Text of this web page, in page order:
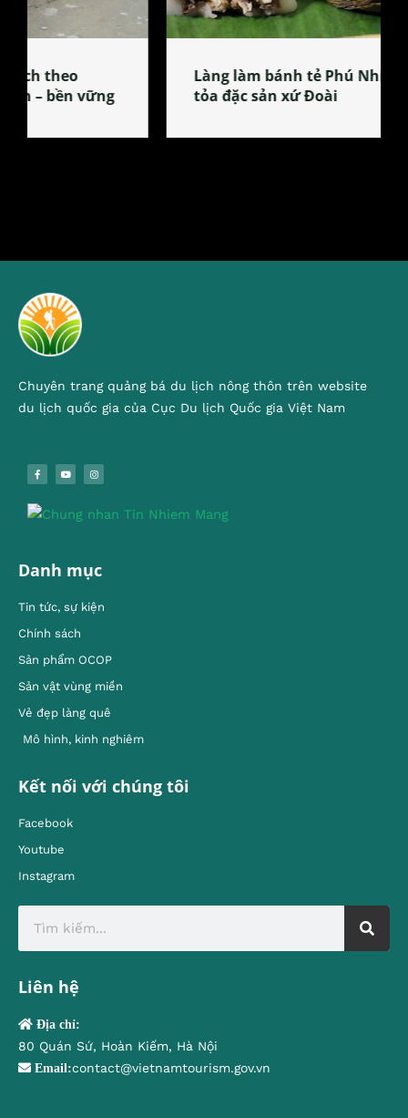
Làng làm bánh tẻ Phú Nhi – nơi lan
tỏa đặc sản xứ Đoài
Chuyên trang quảng bá du lịch nông thôn trên website
du lịch quốc gia của Cục Du lịch Quốc gia Việt Nam
Danh mục
Tin tức, sự kiện
Chính sách
Sản phẩm OCOP
Sản vật vùng miền
Vẻ đẹp làng quê
Mô hình, kinh nghiêm
Kết nối với chúng tôi
Facebook
Youtube
Instagram
Liên hệ
Địa chỉ:
80 Quán Sứ, Hoàn Kiếm, Hà Nội
Email:contact@vietnamtourism.gov.vn